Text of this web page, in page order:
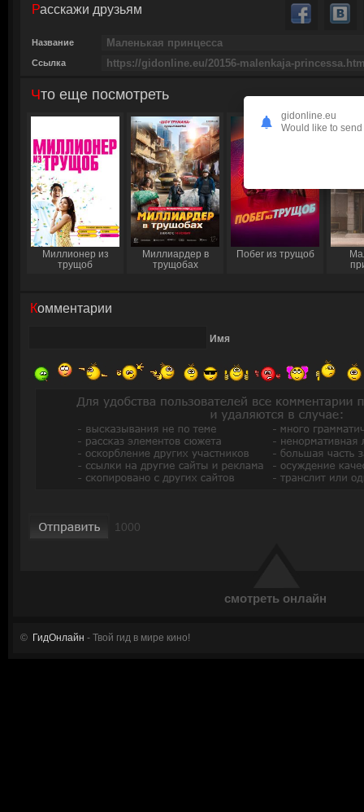
смотреть онлайн
Расскажи друзьям
Название
Ссылка
Что еще посмотреть
Миллионер из
трущоб
Миллиардер в
трущобах
Побег из трущоб
Комментарии
Имя
© ГидОнлайн - Твой гид в мире кино!
gidonline.eu
Would like to